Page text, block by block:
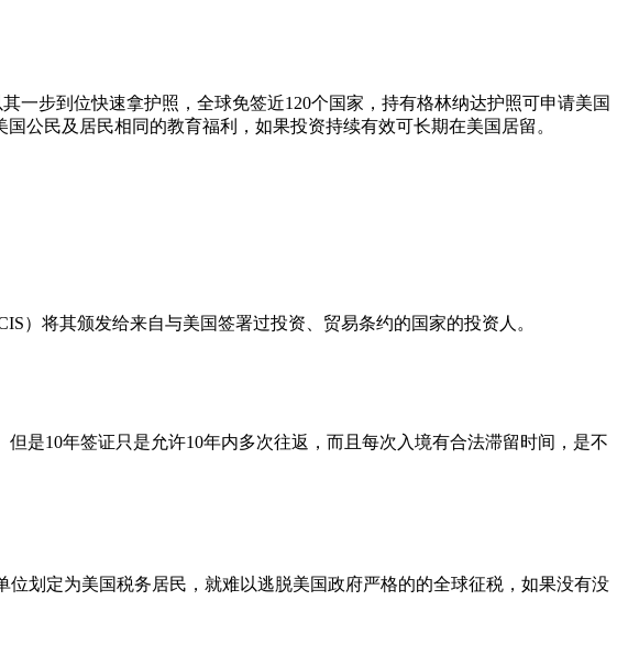
一步到位快速拿护照，全球免签近120个国家，持有格林纳达护照可申请美国
公民及居民相同的教育福利，如果投资持续有效可长期在美国居留。
）将其颁发给来自与美国签署过投资、贸易条约的国家的投资人。
是10年签证只是允许10年内多次往返，而且每次入境有合法滞留时间，是不
划定为美国税务居民，就难以逃脱美国政府严格的的全球征税，如果没有没